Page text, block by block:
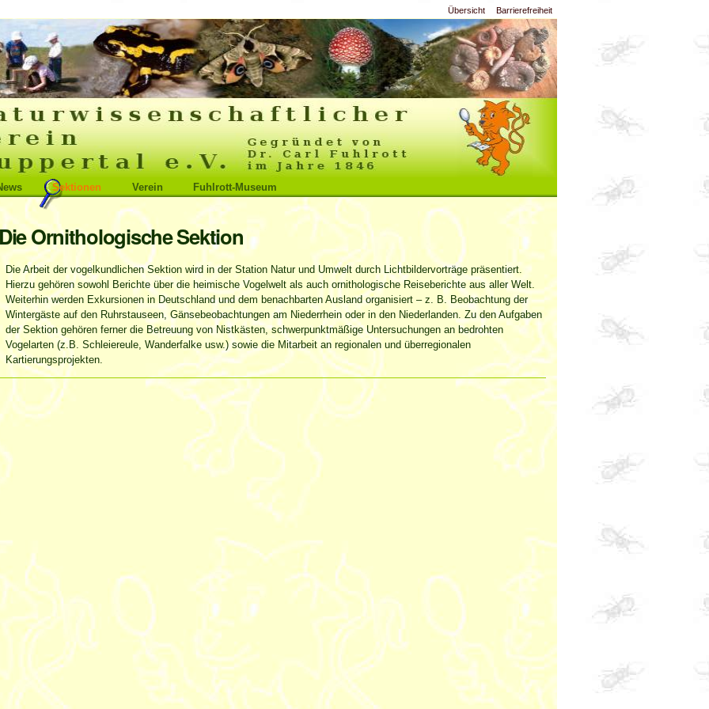
Übersicht Barrierefreiheit
Sektionen Verein Fuhlrott-Museum
Die Ornithologische Sektion
Die Arbeit der vogelkundlichen Sektion wird in der Station Natur und Umwelt durch Lichtbildervorträge präsentiert.
Hierzu gehören sowohl Berichte über die heimische Vogelwelt als auch ornithologische Reiseberichte aus aller Welt.
Weiterhin werden Exkursionen in Deutschland und dem benachbarten Ausland organisiert – z. B. Beobachtung der
Wintergäste auf den Ruhrstauseen, Gänsebeobachtungen am Niederrhein oder in den Niederlanden. Zu den Aufgaben
der Sektion gehören ferner die Betreuung von Nistkästen, schwerpunktmäßige Untersuchungen an bedrohten
Vogelarten (z.B. Schleiereule, Wanderfalke usw.) sowie die Mitarbeit an regionalen und überregionalen
Kartierungsprojekten.